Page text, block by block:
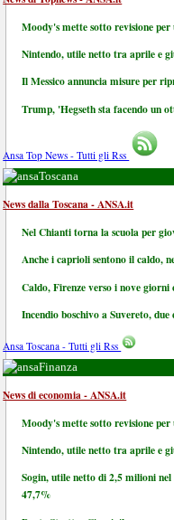
Moody's mette sotto revisione
Nintendo, utile netto tra aprile e
Il Messico annuncia misure per
Trump, 'Hegseth sta facendo un
Ansa Top News - Tutti gli Rss
Toscana
News dalla Toscana - ANSA.it
Nel Chianti torna la scuola per
Anche i caprioli sentono il caldo,
Caldo, Firenze verso i nove giorni
Incendio boschivo a Suvereto,
Ansa Toscana - Tutti gli Rss
Finanza
News di economia - ANSA.it
Moody's mette sotto revisione
Nintendo, utile netto tra aprile e
Sogin, utile netto di 2,5 milioni
47,7%